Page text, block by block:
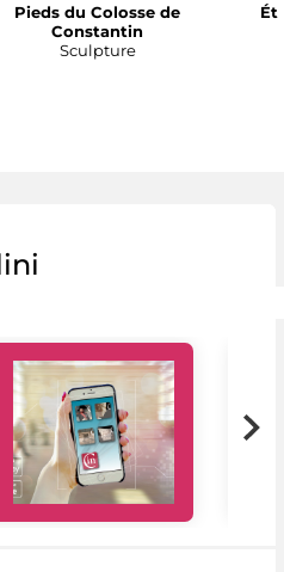
Pieds du Colosse de
Constantin
Sculpture